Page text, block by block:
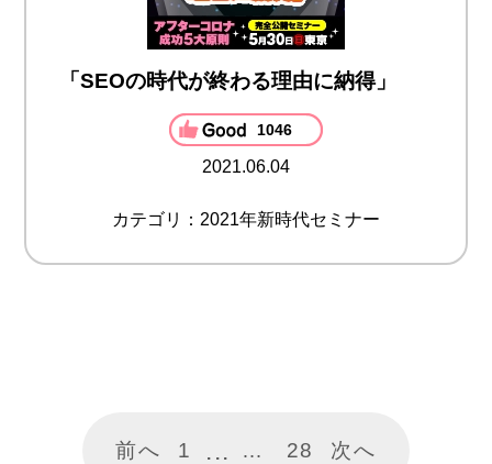
「SEOの時代が終わる理由に納得」
1046
2021.06.04
カテゴリ：2021年新時代セミナー
前へ 1 … 28 次へ